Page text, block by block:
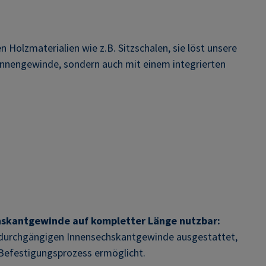
Holzmaterialien wie z.B. Sitzschalen, sie löst unsere
sondern auch mit einem integrierten
auf kompletter Länge nutzbar:
Innensechskantgewinde ausgestattet,
ermöglicht.